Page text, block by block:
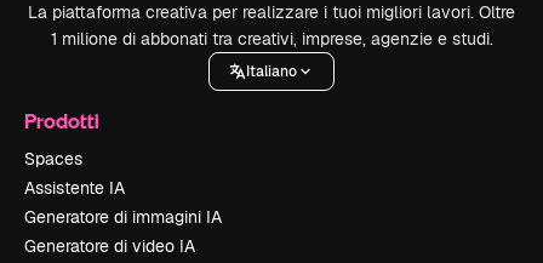
La piattaforma creativa per realizzare i tuoi migliori lavori. Oltre
1 milione di abbonati tra creativi, imprese, agenzie e studi.
Italiano
Prodotti
Spaces
Assistente IA
Generatore di immagini IA
Generatore di video IA